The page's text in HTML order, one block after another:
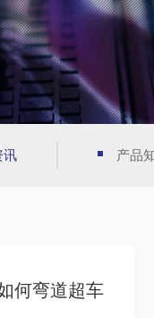
讯 产品
何弯道超车